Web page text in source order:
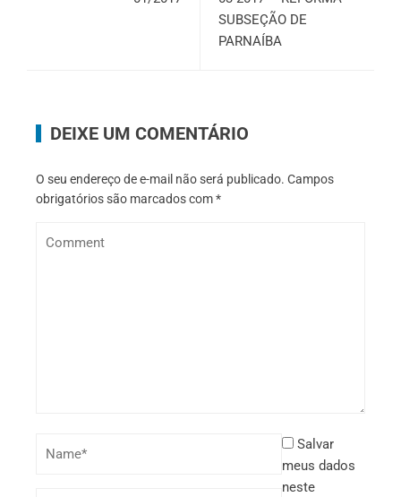
SUBSEÇÃO DE
PARNAÍBA
DEIXE UM COMENTÁRIO
O seu endereço de e-mail não será publicado. Campos
obrigatórios são marcados com*
Salvar
meus dados
neste